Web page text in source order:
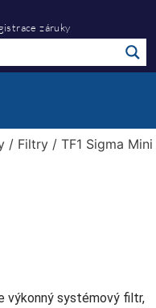
záruky
/ Filtry/ TF1 Sigma Mini
výkonný systémový filtr,